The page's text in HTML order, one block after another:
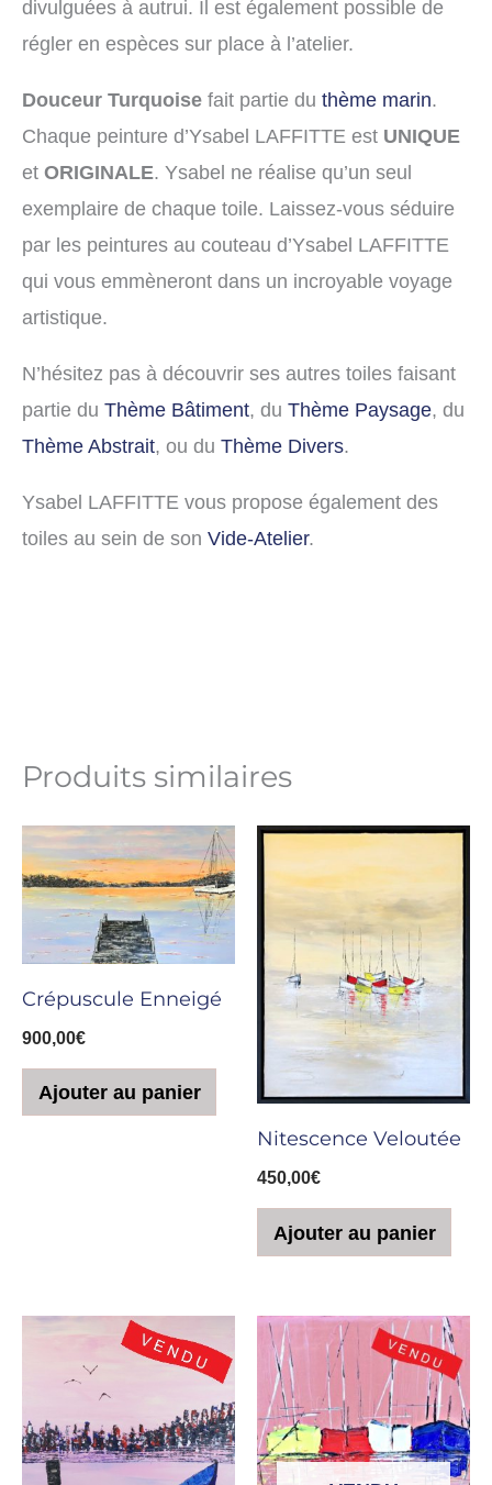
divulguées à autrui. Il est également possible de
régler en espèces sur place à l’atelier.
Douceur Turquoise fait partie du thème marin.
Chaque peinture d’Ysabel LAFFITTE est UNIQUE
et ORIGINALE. Ysabel ne réalise qu’un seul
exemplaire de chaque toile. Laissez-vous séduire
par les peintures au couteau d’Ysabel LAFFITTE
qui vous emmèneront dans un incroyable voyage
artistique.
N’hésitez pas à découvrir ses autres toiles faisant
partie du Thème Bâtiment, du Thème Paysage, du
Thème Abstrait, ou du Thème Divers.
Ysabel LAFFITTE vous propose également des
toiles au sein de son Vide-Atelier.
Produits similaires
Crépuscule Enneigé
900,00€
Ajouter au panier
Nitescence Veloutée
450,00€
Ajouter au panier